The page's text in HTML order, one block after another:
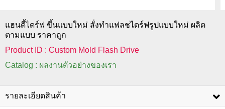
แฮนดี้ไดร์ฟ ขึ้นแบบใหม่ สั่งทำแฟลชไดร์ฟรูปแบบใหม่ ผลิต
ตามแบบ ราคาถูก
Product ID : Custom Mold Flash Drive
Catalog : ผลงานตัวอย่างของเรา
รายละเอียดสินค้า